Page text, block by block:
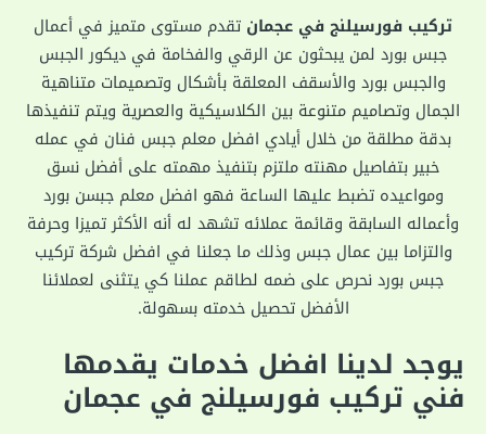
تركيب فورسيلنج في عجمان تقدم مستوى متميز في أعمال
جبس بورد لمن يبحثون عن الرقي والفخامة في ديكور الجبس
والجبس بورد والأسقف المعلقة بأشكال وتصميمات متناهية
الجمال وتصاميم متنوعة بين الكلاسيكية والعصرية ويتم تنفيذها
بدقة مطلقة من خلال أيادي افضل معلم جبس فنان في عمله
خبير بتفاصيل مهنته ملتزم بتنفيذ مهمته على أفضل نسق
ومواعيده تضبط عليها الساعة فهو افضل معلم جبسن بورد
وأعماله السابقة وقائمة عملائه تشهد له أنه الأكثر تميزا وحرفة
والتزاما بين عمال جبس وذلك ما جعلنا في افضل شركة تركيب
جبس بورد نحرص على ضمه لطاقم عملنا كي يتثنى لعملائنا
الأفضل تحصيل خدمته بسهولة.
يوجد لدينا افضل خدمات يقدمها
فني تركيب فورسيلنج في عجمان